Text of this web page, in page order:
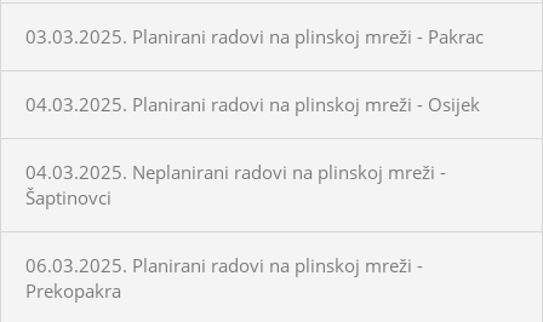
03.03.2025. Planirani radovi na plinskoj mreži - Pakrac
04.03.2025. Planirani radovi na plinskoj mreži - Osijek
04.03.2025. Neplanirani radovi na plinskoj mreži -
Šaptinovci
06.03.2025. Planirani radovi na plinskoj mreži -
Prekopakra